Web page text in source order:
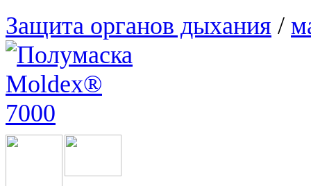
Защита органов дыхания /